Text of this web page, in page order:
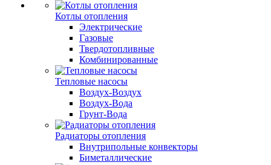
Котлы отопления
Электрические
Газовые
Твердотопливные
Комбинированные
Тепловые насосы
Воздух-Воздух
Воздух-Вода
Грунт-Вода
Радиаторы отопления
Внутрипольные конвекторы
Биметаллические